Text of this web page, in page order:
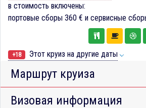
в стоимость включены:
портовые сборы 360 € и сервисные
+18 Этот круиз на другие даты
Маршрут круиза
Визовая информация